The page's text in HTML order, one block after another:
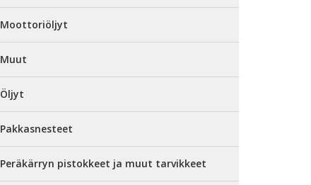
Moottoriöljyt
Muut
Öljyt
Pakkasnesteet
Peräkärryn pistokkeet ja muut tarvikkeet